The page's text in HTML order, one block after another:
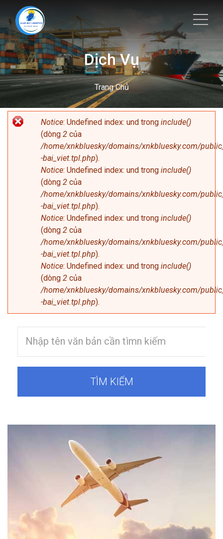
Dịch Vụ
Trang Chủ
Notice: Undefined index: und trong include()
(dòng 2 của
/home/xnkbluesky/domains/xnkbluesky.com/
-bai_viet.tpl.php).
Notice: Undefined index: und trong include()
(dòng 2 của
/home/xnkbluesky/domains/xnkbluesky.com/
-bai_viet.tpl.php).
Notice: Undefined index: und trong include()
(dòng 2 của
/home/xnkbluesky/domains/xnkbluesky.com/
-bai_viet.tpl.php).
Notice: Undefined index: und trong include()
(dòng 2 của
/home/xnkbluesky/domains/xnkbluesky.com/
-bai_viet.tpl.php).
TÌM KIẾM